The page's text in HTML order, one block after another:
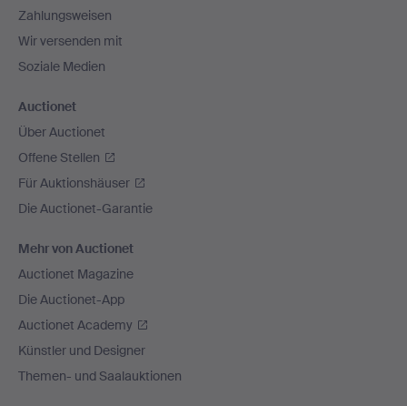
Zahlungsweisen
Wir versenden mit
Soziale Medien
Auctionet
Über Auctionet
Offene Stellen
Für Auktionshäuser
Die Auctionet-Garantie
Mehr von Auctionet
Auctionet Magazine
Die Auctionet-App
Auctionet Academy
Künstler und Designer
Themen- und Saalauktionen